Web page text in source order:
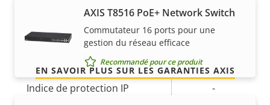
Utilisable en extérieur –
Indice de protection contre
le vandalisme
Indice de protection IP -
AXIS T8516 PoE+ Network Switch
Commutateur 16 ports pour une
gestion du réseau efficace
Recommandé pour ce produit
coûts. En outre, rien n'est caché dans les petits
promettons.
EN SAVOIR PLUS SUR LES GARANTIES AXIS